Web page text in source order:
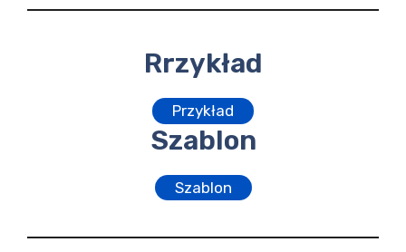
Rrzykład
Przykład
Szablon
Szablon